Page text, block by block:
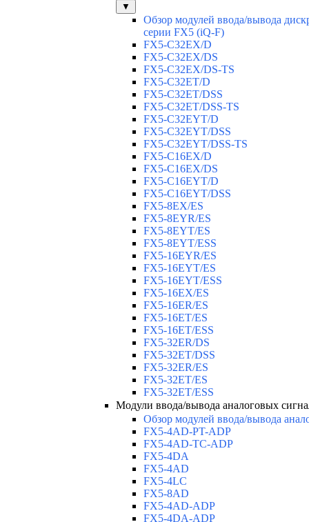
▼
Обзор модулей ввода/вывода
серии FX5 (iQ-F)
FX5-C32EX/D
FX5-C32EX/DS
FX5-C32EX/DS-TS
FX5-C32ET/D
FX5-C32ET/DSS
FX5-C32ET/DSS-TS
FX5-C32EYT/D
FX5-C32EYT/DSS
FX5-C32EYT/DSS-TS
FX5-C16EX/D
FX5-C16EX/DS
FX5-C16EYT/D
FX5-C16EYT/DSS
FX5-8EX/ES
FX5-8EYR/ES
FX5-8EYT/ES
FX5-8EYT/ESS
FX5-16EYR/ES
FX5-16EYT/ES
FX5-16EYT/ESS
FX5-16EX/ES
FX5-16ER/ES
FX5-16ET/ES
FX5-16ET/ESS
FX5-32ER/DS
FX5-32ET/DSS
FX5-32ER/ES
FX5-32ET/ES
FX5-32ET/ESS
Модули ввода/вывода аналоговых
Обзор модулей ввода/вывода
FX5-4AD-PT-ADP
FX5-4AD-TC-ADP
FX5-4DA
FX5-4AD
FX5-4LC
FX5-8AD
FX5-4AD-ADP
FX5-4DA-ADP